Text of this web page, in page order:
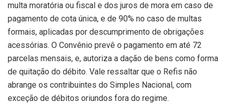
multa moratória ou fiscal e dos juros de mora em caso de
pagamento de cota única, e de 90% no caso de multas
formais, aplicadas por descumprimento de obrigações
acessórias. O Convênio prevê o pagamento em até 72
parcelas mensais, e, autoriza a dação de bens como forma
de quitação do débito. Vale ressaltar que o Refis não
abrange os contribuintes do Simples Nacional, com
exceção de débitos oriundos fora do regime.